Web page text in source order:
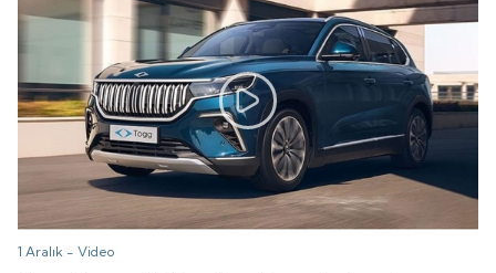
1 Aralık -Video